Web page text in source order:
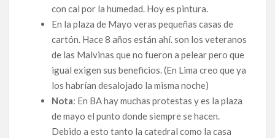
con cal por la humedad. Hoy es pintura.
En la plaza de Mayo veras pequeñas casas de
cartón. Hace 8 años están ahí. son los veteranos
de las Malvinas que no fueron a pelear pero que
igual exigen sus beneficios. (En Lima creo que ya
los habrían desalojado la misma noche)
Nota: En BA hay muchas protestas y es la plaza
de mayo el punto donde siempre se hacen.
Debido a esto tanto la catedral como la casa